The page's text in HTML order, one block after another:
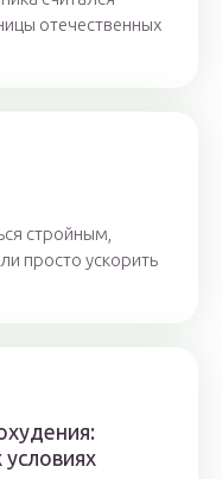
отечественных
стройным,
просто ускорить